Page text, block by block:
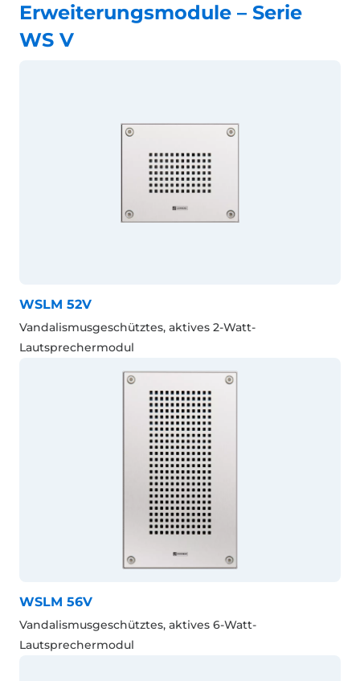
Erweiterungsmodule – Serie
WS V
WSLM 52V
Vandalismusgeschütztes, aktives 2-Watt-
Lautsprechermodul
WSLM 56V
Vandalismusgeschütztes, aktives 6-Watt-
Lautsprechermodul